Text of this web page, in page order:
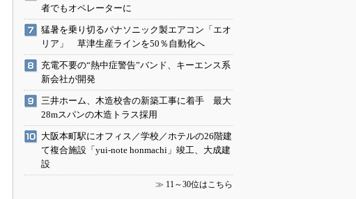
者でもオペレーターに
猛暑を乗り切るパナソニック製エアコン「エオ
リア」 草津生産ラインを50％自動化へ
充電不要の“熱中症警告”バンド、キーエンス系
新会社が開発
三井ホーム、木造校舎の新築工事に着手 最大
28mスパンの木造トラス採用
大阪本町駅にオフィス／学校／ホテルの26階建
て複合施設「yui-note honmachi」竣工、大成建
設
≫ 11～30位はこちら